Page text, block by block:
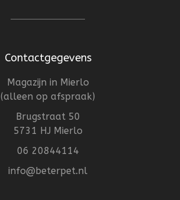
Contactgegevens
Magazijn in Mierlo
(alleen op afspraak)
Brugstraat 50
5731 HJ Mierlo
06 20844114
info@beterpet.nl